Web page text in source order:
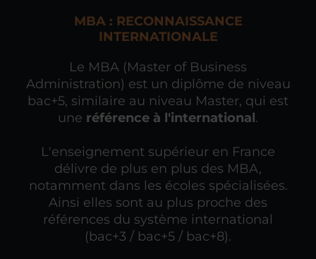
MBA : RECONNAISSANCE
INTERNATIONALE
Le MBA (Master of Business
Administration) est un diplôme de niveau
bac+5, similaire au niveau Master, qui est
une référence à l'international.
L'enseignement supérieur en France
délivre de plus en plus des MBA,
notamment dans les écoles spécialisées.
Ainsi elles sont au plus proche des
références du système international
(bac+3 / bac+5 / bac+8).